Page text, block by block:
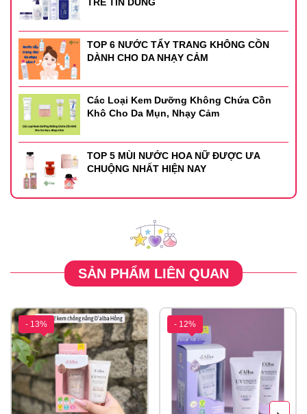
TOP 6 NƯỚC TẨY TRANG KHÔNG CỒN
DÀNH CHO DA NHẠY CẢM
Các Loại Kem Dưỡng Không Chứa Cồn
Khô Cho Da Mụn, Nhạy Cảm
TOP 5 MÙI NƯỚC HOA NỮ ĐƯỢC ƯA
CHUỘNG NHẤT HIỆN NAY
SẢN PHẨM LIÊN QUAN
- 13% - 12%